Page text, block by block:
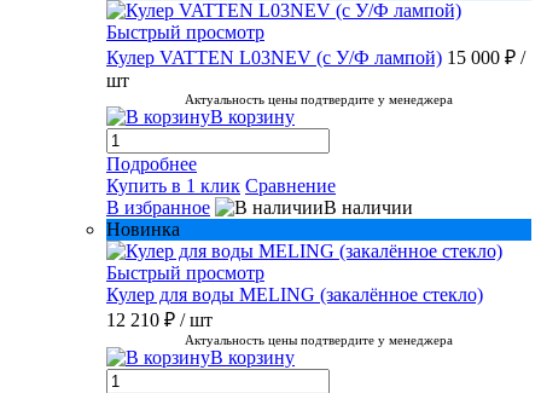
Быстрый просмотр
Кулер VATTEN L03NEV (с У/Ф лампой) 15 000 ₽ /
шт
Актуальность цены подтвердите у менеджера
В корзину
Подробнее
Купить в 1 клик Сравнение
В избранное
В наличии
Новинка
Быстрый просмотр
Кулер для воды MELING (закалённое стекло)
12 210 ₽ / шт
Актуальность цены подтвердите у менеджера
В корзину